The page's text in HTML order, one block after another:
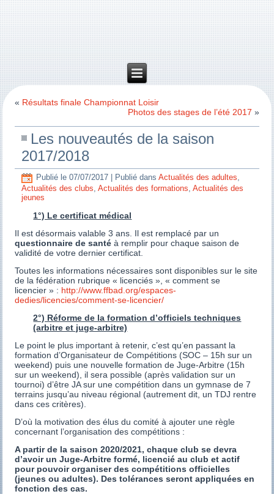
« Résultats finale Championnat Loisir
Photos des stages de l’été 2017 »
Les nouveautés de la saison
2017/2018
Publié le 07/07/2017 Publié dans Actualités des adultes,
Actualités des clubs,Actualités des formations,Actualités des
jeunes
1°) Le certificat médical
Il est désormais valable 3 ans. Il est remplacé par un
questionnaire de santé à remplir pour chaque saison de
validité de votre dernier certificat.
Toutes les informations nécessaires sont disponibles sur le site
de la fédération rubrique « licenciés », « comment se
licencier » : http://www.ffbad.org/espaces-
dedies/licencies/comment-se-licencier/
2°) Réforme de la formation d’officiels techniques
(arbitre et juge-arbitre)
Le point le plus important à retenir, c’est qu’en passant la
formation d’Organisateur de Compétitions (SOC – 15h sur un
weekend) puis une nouvelle formation de Juge-Arbitre (15h
sur un weekend), il sera possible (après validation sur un
tournoi) d’être JA sur une compétition dans un gymnase de 7
terrains jusqu’au niveau régional (autrement dit, un TDJ rentre
dans ces critères).
D’où la motivation des élus du comité à ajouter une règle
concernant l’organisation des compétitions :
A partir de la saison 2020/2021, chaque club se devra
d’avoir un Juge-Arbitre formé, licencié au club et actif
pour pouvoir organiser des compétitions officielles
(jeunes ou adultes). Des tolérances seront appliquées en
fonction des cas.